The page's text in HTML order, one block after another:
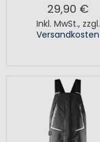
29,90 €
Inkl. MwSt., zzgl.
Versandkosten